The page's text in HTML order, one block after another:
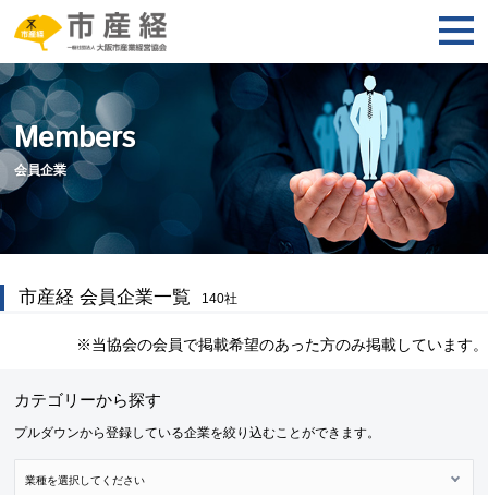
Members
会員企業
市産経 会員企業一覧 140社
※当協会の会員で掲載希望のあった方のみ掲載しています。
カテゴリーから探す
プルダウンから登録している企業を絞り込むことができます。